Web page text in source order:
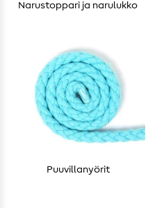
Narustoppari ja narulukko
Puuvillanyörit